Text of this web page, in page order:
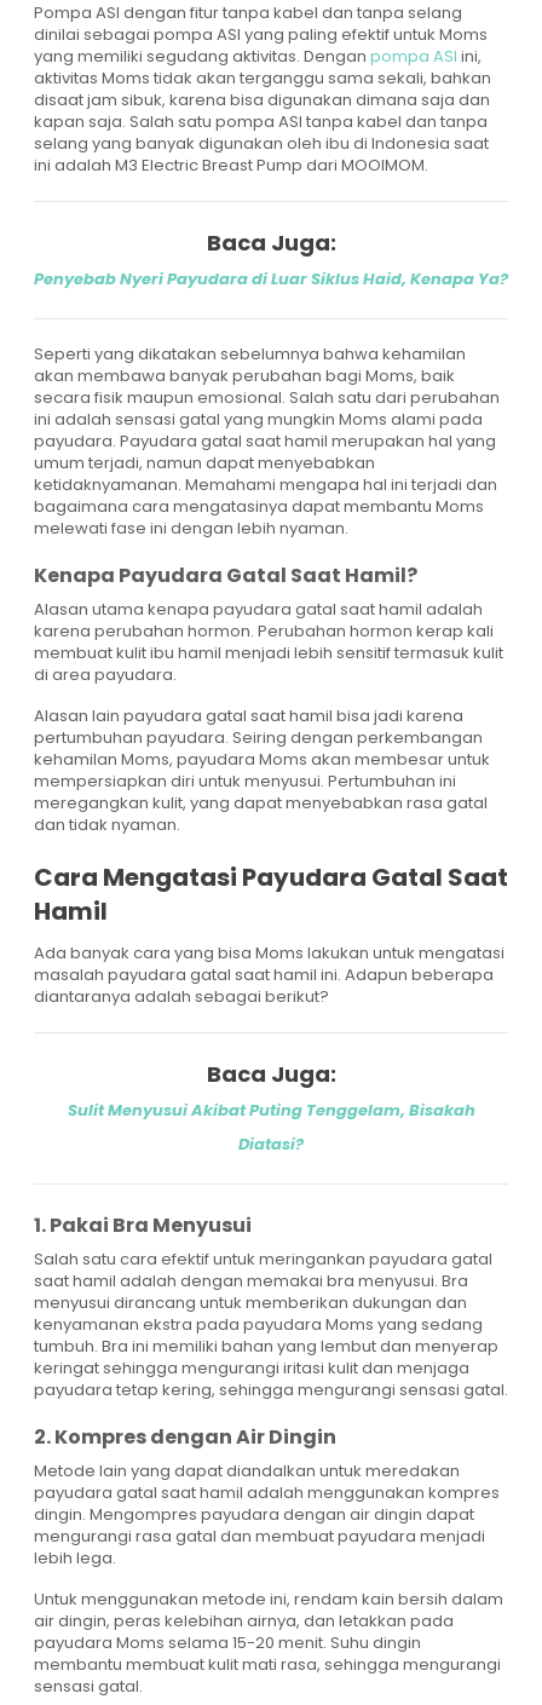
Pompa ASI dengan fitur tanpa kabel dan tanpa selang
dinilai sebagai pompa ASI yang paling efektif untuk Moms
yang memiliki segudang aktivitas. Dengan pompa ASI ini,
aktivitas Moms tidak akan terganggu sama sekali, bahkan
disaat jam sibuk, karena bisa digunakan dimana saja dan
kapan saja. Salah satu pompa ASI tanpa kabel dan tanpa
selang yang banyak digunakan oleh ibu di Indonesia saat
ini adalah M3 Electric Breast Pump dari MOOIMOM.
Baca Juga:
Penyebab Nyeri Payudara di Luar Siklus Haid, Kenapa Ya?
Seperti yang dikatakan sebelumnya bahwa kehamilan
akan membawa banyak perubahan bagi Moms, baik
secara fisik maupun emosional. Salah satu dari perubahan
ini adalah sensasi gatal yang mungkin Moms alami pada
payudara. Payudara gatal saat hamil merupakan hal yang
umum terjadi, namun dapat menyebabkan
ketidaknyamanan. Memahami mengapa hal ini terjadi dan
bagaimana cara mengatasinya dapat membantu Moms
melewati fase ini dengan lebih nyaman.
Kenapa Payudara Gatal Saat Hamil?
Alasan utama kenapa payudara gatal saat hamil adalah
karena perubahan hormon. Perubahan hormon kerap kali
membuat kulit ibu hamil menjadi lebih sensitif termasuk kulit
di area payudara.
Alasan lain payudara gatal saat hamil bisa jadi karena
pertumbuhan payudara. Seiring dengan perkembangan
kehamilan Moms, payudara Moms akan membesar untuk
mempersiapkan diri untuk menyusui. Pertumbuhan ini
meregangkan kulit, yang dapat menyebabkan rasa gatal
dan tidak nyaman.
Cara Mengatasi Payudara Gatal Saat
Hamil
Ada banyak cara yang bisa Moms lakukan untuk mengatasi
masalah payudara gatal saat hamil ini. Adapun beberapa
diantaranya adalah sebagai berikut?
Baca Juga:
Sulit Menyusui Akibat Puting Tenggelam, Bisakah
Diatasi?
1. Pakai Bra Menyusui
Salah satu cara efektif untuk meringankan payudara gatal
saat hamil adalah dengan memakai bra menyusui. Bra
menyusui dirancang untuk memberikan dukungan dan
kenyamanan ekstra pada payudara Moms yang sedang
tumbuh. Bra ini memiliki bahan yang lembut dan menyerap
keringat sehingga mengurangi iritasi kulit dan menjaga
payudara tetap kering, sehingga mengurangi sensasi gatal.
2. Kompres dengan Air Dingin
Metode lain yang dapat diandalkan untuk meredakan
payudara gatal saat hamil adalah menggunakan kompres
dingin. Mengompres payudara dengan air dingin dapat
mengurangi rasa gatal dan membuat payudara menjadi
lebih lega.
Untuk menggunakan metode ini, rendam kain bersih dalam
air dingin, peras kelebihan airnya, dan letakkan pada
payudara Moms selama 15-20 menit. Suhu dingin
membantu membuat kulit mati rasa, sehingga mengurangi
sensasi gatal.